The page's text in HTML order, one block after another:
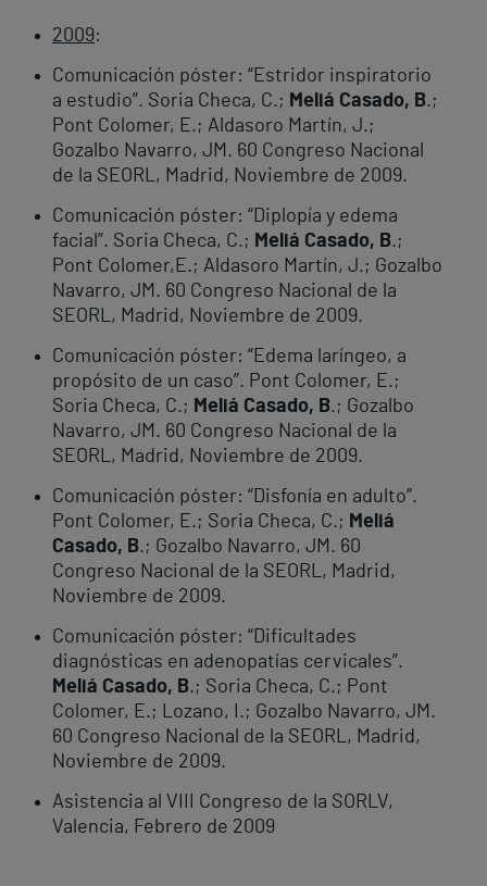
2009:
Comunicación póster: “Estridor inspiratorio
a estudio”. Soria Checa, C.; Meliá Casado, B.;
Pont Colomer, E.; Aldasoro Martín, J.;
Gozalbo Navarro, JM. 60 Congreso Nacional
de la SEORL, Madrid, Noviembre de 2009.
Comunicación póster: “Diplopía y edema
facial”. Soria Checa, C.; Meliá Casado, B.;
Pont Colomer,E.; Aldasoro Martín, J.; Gozalbo
Navarro, JM. 60 Congreso Nacional de la
SEORL, Madrid, Noviembre de 2009.
Comunicación póster: “Edema laríngeo, a
propósito de un caso”. Pont Colomer, E.;
Soria Checa, C.; Meliá Casado, B.; Gozalbo
Navarro, JM. 60 Congreso Nacional de la
SEORL, Madrid, Noviembre de 2009.
Comunicación póster: “Disfonía en adulto”.
Pont Colomer, E.; Soria Checa, C.; Meliá
Casado, B.; Gozalbo Navarro, JM. 60
Congreso Nacional de la SEORL, Madrid,
Noviembre de 2009.
Comunicación póster: “Dificultades
diagnósticas en adenopatías cervicales”.
Meliá Casado, B.; Soria Checa, C.; Pont
Colomer, E.; Lozano, I.; Gozalbo Navarro, JM.
60 Congreso Nacional de la SEORL, Madrid,
Noviembre de 2009.
Asistencia al VIII Congreso de la SORLV,
Valencia, Febrero de 2009